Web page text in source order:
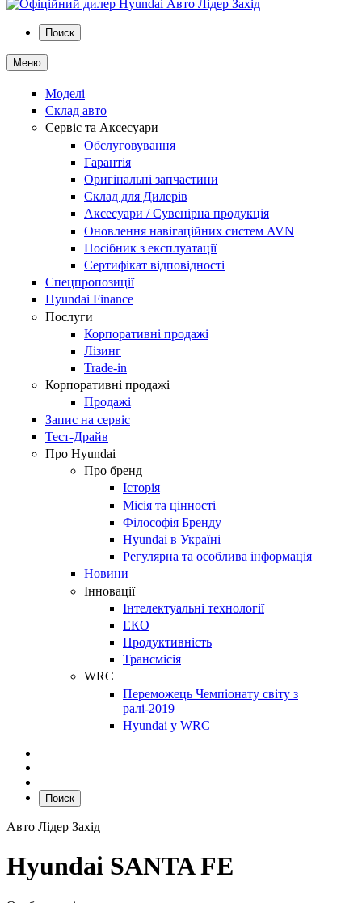
Поиск
Меню
Моделі
Склад авто
Сервіс та Аксесуари
Обслуговування
Гарантія
Оригінальні запчастини
Склад для Дилерів
Аксесуари / Сувенірна продукція
Оновлення навігаційних систем AVN
Посібник з експлуатації
Сертифікат відповідності
Спецпропозиції
Hyundai Finance
Послуги
Корпоративні продажі
Лізинг
Trade-in
Корпоративні продажі
Продажі
Запис на сервіс
Тест-Драйв
Про Hyundai
Про бренд
Історія
Місія та цінності
Філософія Бренду
Hyundai в Україні
Регулярна та особлива інформація
Новини
Інновації
Інтелектуальні технології
ЕКО
Продуктивність
Трансмісія
WRC
Переможець Чемпіонату світу з
ралі-2019
Hyundai у WRC
Поиск
Авто Лідер Захід
Hyundai SANTA FE